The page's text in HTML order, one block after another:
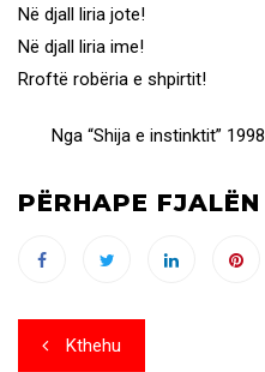
Në djall liria jote!
Në djall liria ime!
Rroftë robëria e shpirtit!
Nga “Shija e instinktit” 1998
PËRHAPE FJALËN
Post
Kthehu